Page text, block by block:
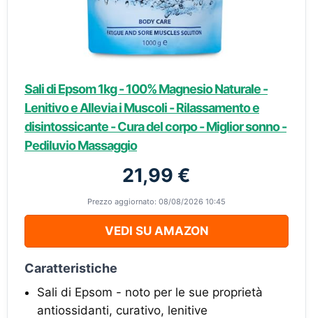
Sali di Epsom 1kg - 100% Magnesio Naturale -
Lenitivo e Allevia i Muscoli - Rilassamento e
disintossicante - Cura del corpo - Miglior sonno -
Pediluvio Massaggio
21,99 €
Prezzo aggiornato: 08/08/2026 10:45
VEDI SU AMAZON
Caratteristiche
Sali di Epsom - noto per le sue proprietà
antiossidanti, curativo, lenitive